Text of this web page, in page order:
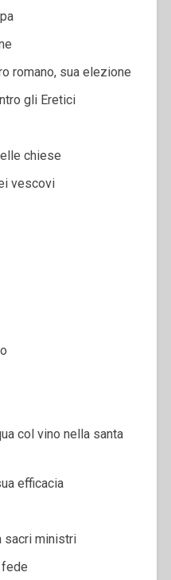
romano, sua elezione
gli Eretici
chiese
vescovi
col vino nella santa
efficacia
sacri ministri
fede